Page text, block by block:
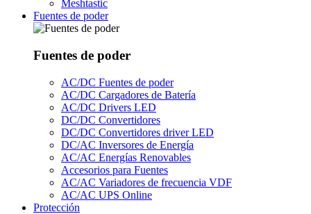
Meshtastic
Fuentes de poder
Fuentes de poder
AC/DC Fuentes de poder
AC/DC Cargadores de Batería
AC/DC Drivers LED
DC/DC Convertidores
DC/DC Convertidores driver LED
DC/AC Inversores de Energía
AC/AC Energías Renovables
Accesorios para Fuentes
AC/AC Variadores de frecuencia VDF
AC/AC UPS Online
Protección